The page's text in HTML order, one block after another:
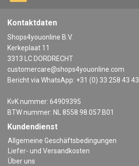
Kontaktdaten
Shops4youonline B.V.
Kerkeplaat 11
3313 LC DORDRECHT
customercare@shops4youonline.com
Bericht via WhatsApp: +31 (0) 33 258 43 43
KvK nummer: 64909395
BTW nummer: NL 8558.98.057.B01
Kundendienst
Allgemeine Geschäftsbedingungen
Liefer- und Versandkosten
Über uns